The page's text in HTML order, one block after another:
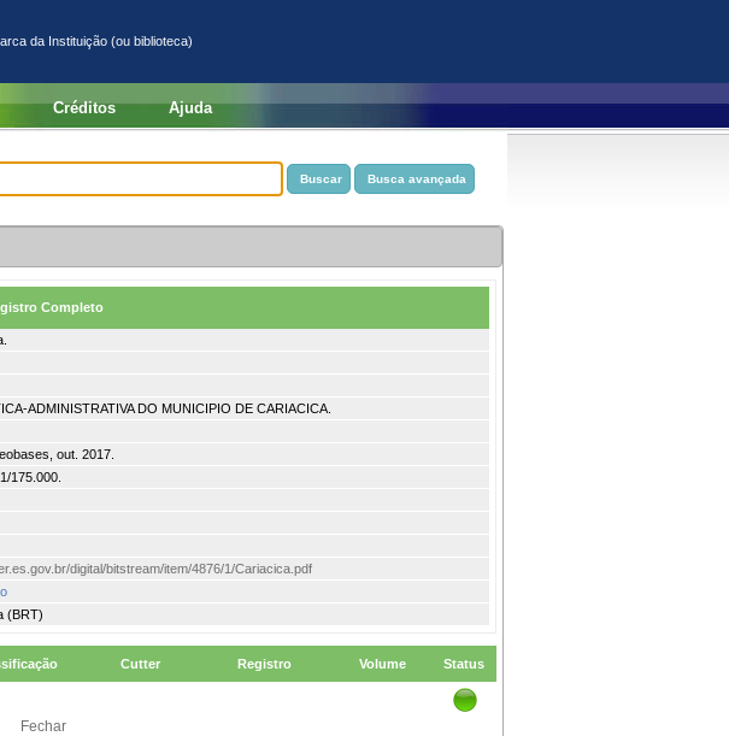
da Instituição (ou biblioteca)
Créditos Ajuda
Completo
ADMINISTRATIVA DO MUNICIPIO DE CARIACICA.
out. 2017.
175.000.
digital/bitstream/item/4876/1/Cariacica.pdf
(BRT)
Cutter Registro Volume Status
Fechar